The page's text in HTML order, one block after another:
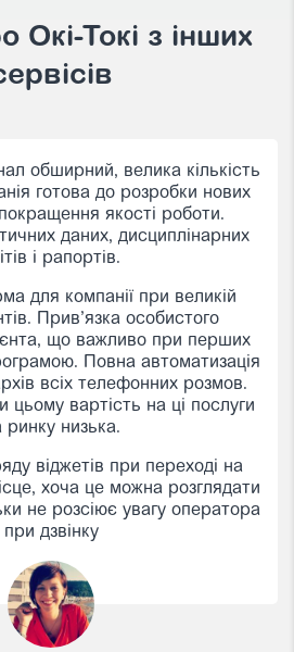
Oкі-Токі з інших
обширний, велика кількість
готова до розробки нових
якості роботи.
даних, дисциплінарних
і рапортів.
для компанії при великій
Прив’язка особистого
що важливо при перших
Повна автоматизація
всіх телефонних розмов.
цьому вартість на ці послуги
ринку низька.
віджетів при переході на
хоча це можна розглядати
не розсіює увагу оператора
при дзвінку